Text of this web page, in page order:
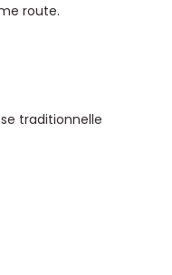
route.
traditionnelle